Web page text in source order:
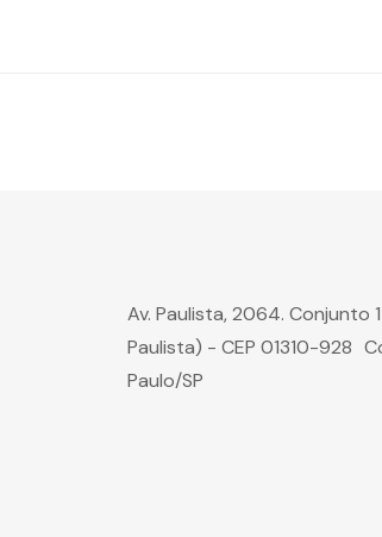
Av. Paulista, 2064. Conjunto
Paulista) - CEP 01310-928
Paulo/SP